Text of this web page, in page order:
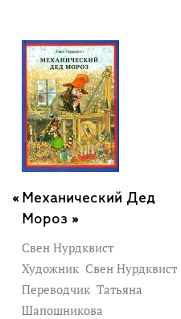
Механический Дед
Мороз »
Свен Нурдквист
Художник Свен Нурдквист
Переводчик Татьяна
Шапошникова